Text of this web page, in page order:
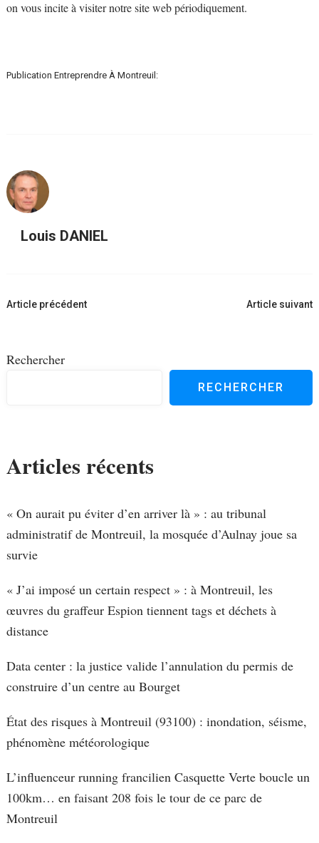
on vous incite à visiter notre site web périodiquement.
Publication Entreprendre À Montreuil:
Louis DANIEL
Navigation
Article précédent Article suivant
Rechercher
RECHERCHER
Articles récents
« On aurait pu éviter d’en arriver là » : au tribunal
administratif de Montreuil, la mosquée d’Aulnay joue sa
survie
« J’ai imposé un certain respect » : à Montreuil, les
œuvres du graffeur Espion tiennent tags et déchets à
distance
Data center : la justice valide l’annulation du permis de
construire d’un centre au Bourget
État des risques à Montreuil (93100) : inondation, séisme,
phénomène météorologique
L’influenceur running francilien Casquette Verte boucle un
100km… en faisant 208 fois le tour de ce parc de
Montreuil